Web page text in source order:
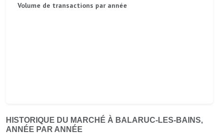
Volume de transactions par année
HISTORIQUE DU MARCHÉ À BALARUC-LES-BAINS,
ANNÉE PAR ANNÉE